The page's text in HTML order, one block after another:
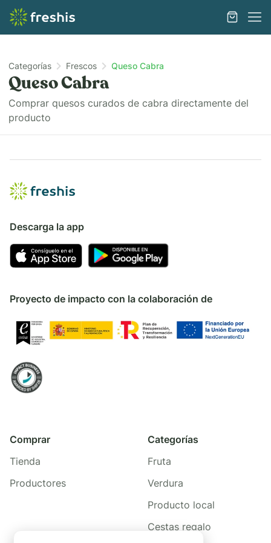
Categorías Frescos Queso Cabra
Queso Cabra
Comprar quesos curados de cabra directamente del
producto
Descarga la app
Proyecto de impacto con la colaboración de
Comprar
Tienda
Productores
Categorías
Fruta
Verdura
Producto local
Cestas regalo